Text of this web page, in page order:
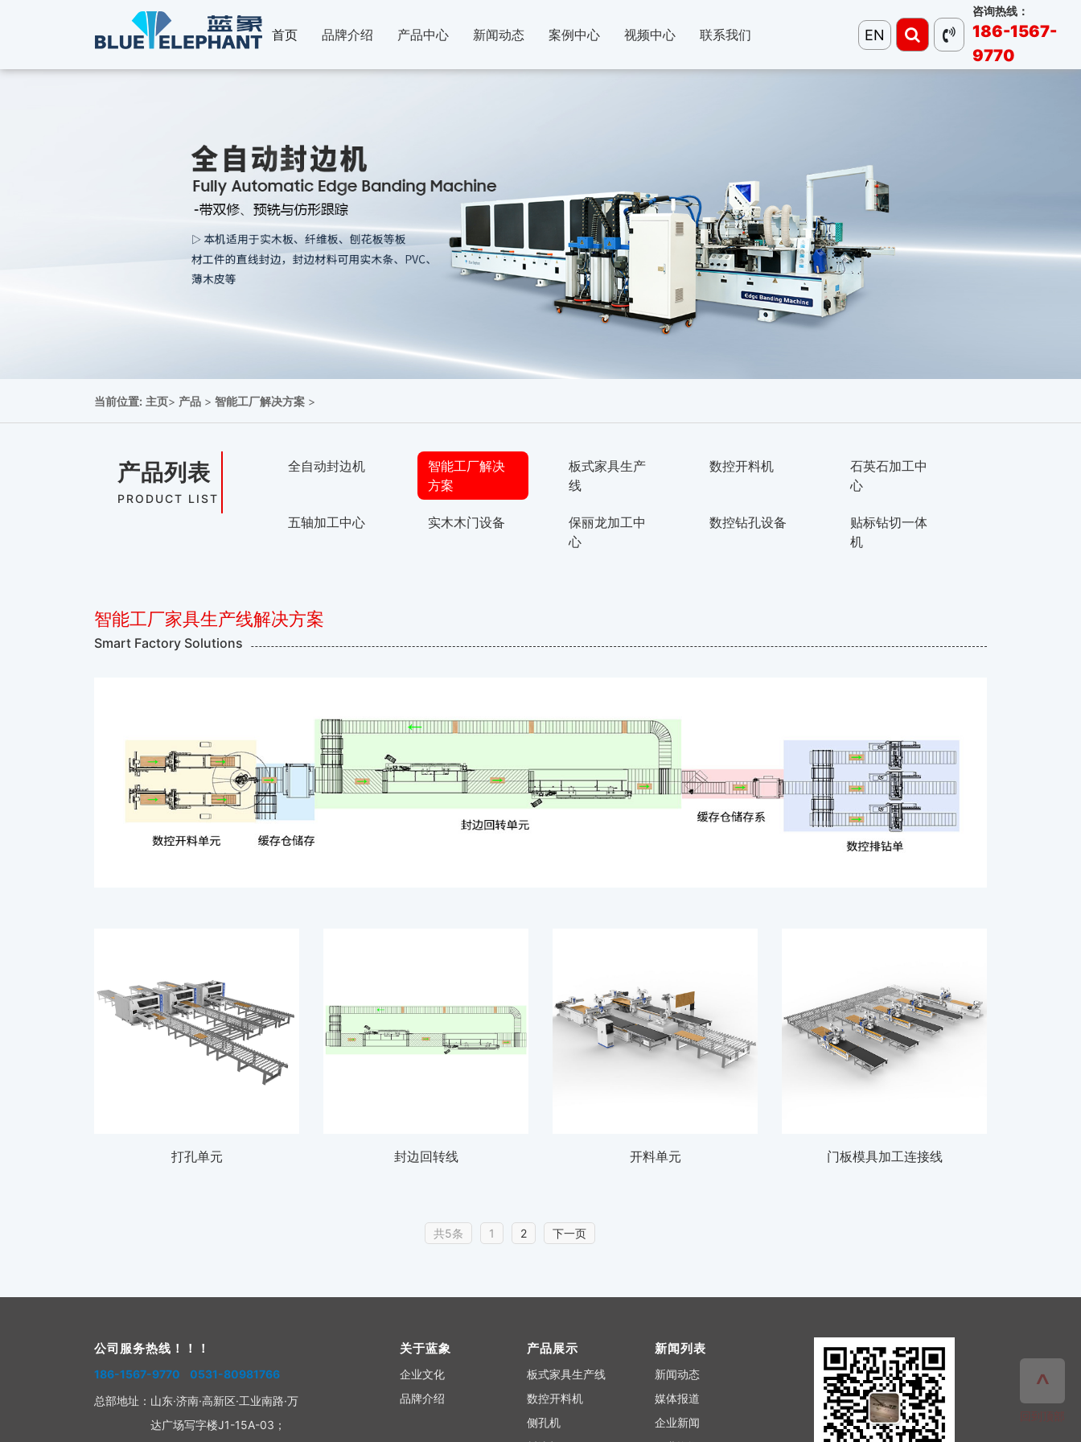
首页 品牌介绍 产品中心 新闻动态 案例中心 视频中心 联系我们 EN
咨询热线：
186-1567-
9770
当前位置: 主页> 产品 > 智能工厂解决方案 >
产品列表
PRODUCT LIST
全自动封边机
智能工厂解决
方案
板式家具生产
线
数控开料机
石英石加工中
心
五轴加工中心 实木木门设备
保丽龙加工中
心
数控钻孔设备
贴标钻切一体
机
智能工厂家具生产线解决方案
Smart Factory Solutions
打孔单元 封边回转线 开料单元 门板模具加工连接线
共5条 1 2 下一页
公司服务热线！！！
186-1567-9770 0531-80981766
总部地址： 山东·济南·高新区·工业南路·万
达广场写字楼J1-15A-03；
关于蓝象
企业文化
品牌介绍
产品展示
板式家具生产线
数控开料机
侧孔机
新闻列表
新闻动态
媒体报道
企业新闻